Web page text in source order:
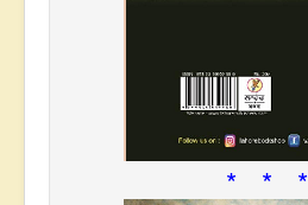
* * *